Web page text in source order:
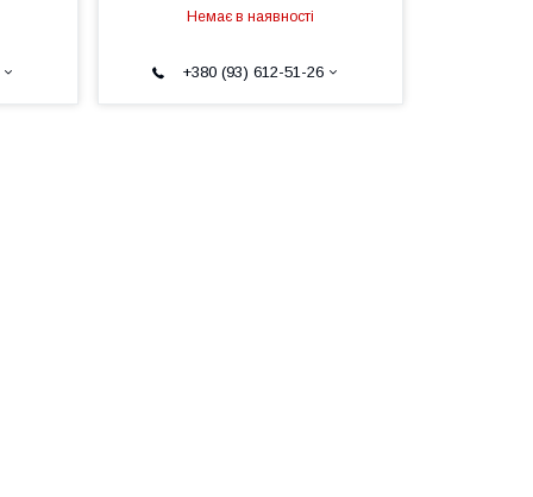
Немає в наявності
+380 (93) 612-51-26